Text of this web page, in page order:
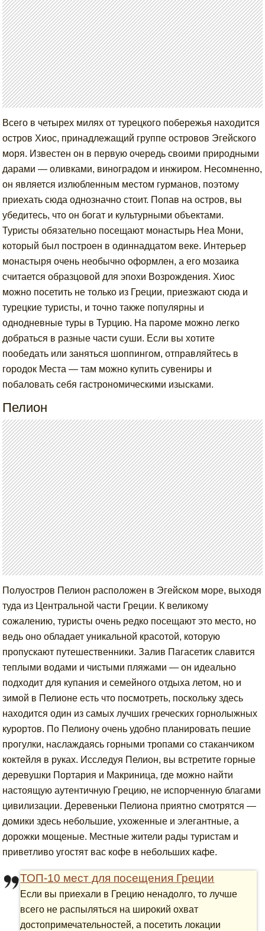
Всего в четырех милях от турецкого побережья находится
остров Хиос, принадлежащий группе островов Эгейского
моря. Известен он в первую очередь своими природными
дарами — оливками, виноградом и инжиром. Несомненно,
он является излюбленным местом гурманов, поэтому
приехать сюда однозначно стоит. Попав на остров, вы
убедитесь, что он богат и культурными объектами.
Туристы обязательно посещают монастырь Неа Мони,
который был построен в одиннадцатом веке. Интерьер
монастыря очень необычно оформлен, а его мозаика
считается образцовой для эпохи Возрождения. Хиос
можно посетить не только из Греции, приезжают сюда и
турецкие туристы, и точно также популярны и
однодневные туры в Турцию. На пароме можно легко
добраться в разные части суши. Если вы хотите
пообедать или заняться шоппингом, отправляйтесь в
городок Места — там можно купить сувениры и
побаловать себя гастрономическими изысками.
Пелион
Полуостров Пелион расположен в Эгейском море, выходя
туда из Центральной части Греции. К великому
сожалению, туристы очень редко посещают это место, но
ведь оно обладает уникальной красотой, которую
пропускают путешественники. Залив Пагасетик славится
теплыми водами и чистыми пляжами — он идеально
подходит для купания и семейного отдыха летом, но и
зимой в Пелионе есть что посмотреть, поскольку здесь
находится один из самых лучших греческих горнолыжных
курортов. По Пелиону очень удобно планировать пешие
прогулки, наслаждаясь горными тропами со стаканчиком
коктейля в руках. Исследуя Пелион, вы встретите горные
деревушки Портария и Макриница, где можно найти
настоящую аутентичную Грецию, не испорченную благами
цивилизации. Деревеньки Пелиона приятно смотрятся —
домики здесь небольшие, ухоженные и элегантные, а
дорожки мощеные. Местные жители рады туристам и
приветливо угостят вас кофе в небольших кафе.
ТОП-10 мест для посещения Греции
Если вы приехали в Грецию ненадолго, то лучше
всего не распыляться на широкий охват
достопримечательностей, а посетить локации